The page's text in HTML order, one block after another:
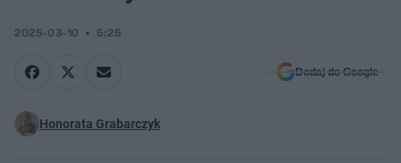
2025-03-10 5:26
Dodaj do Google
Honorata Grabarczyk